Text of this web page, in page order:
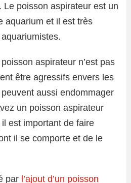
Le poisson aspirateur est un
aquarium et il est très
aspirateur n’est pas
être agressifs envers les
aussi endommager
un poisson aspirateur
est important de faire
il se comporte et de le
par l’ajout d’un poisson